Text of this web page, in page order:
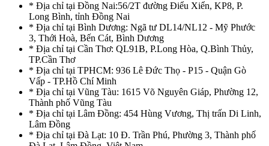
* Địa chỉ tại Đồng Nai:56/2T đường Điểu Xiển, KP8, P.
Long Bình, tỉnh Đồng Nai
* Địa chỉ tại Bình Dương: Ngã tư DL14/NL12 - Mỹ Phước
3, Thới Hoà, Bến Cát, Bình Dương
* Địa chỉ tại Cần Thơ: QL91B, P.Long Hòa, Q.Bình Thủy,
TP.Cần Thơ
* Địa chỉ tại TPHCM: 936 Lê Đức Thọ - P15 - Quận Gò
Vấp - TP.Hồ Chí Minh
* Địa chỉ tại Vũng Tàu: 1615 Võ Nguyên Giáp, Phường 12,
Thành phố Vũng Tàu
* Địa chỉ tại Lâm Đồng: 454 Hùng Vương, Thị trấn Di Linh,
Lâm Đồng
* Địa chỉ tại Đà Lạt: 10 Đ. Trần Phú, Phường 3, Thành phố